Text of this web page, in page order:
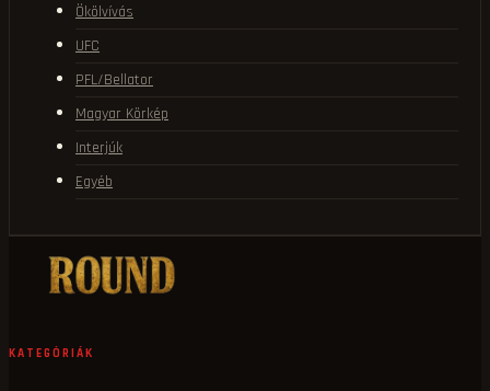
Ökölvívás
UFC
PFL/Bellator
Magyar Körkép
Interjúk
Egyéb
KATEGÓRIÁK